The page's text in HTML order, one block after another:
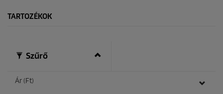
TARTOZÉKOK
Szűrő
Ár (Ft)